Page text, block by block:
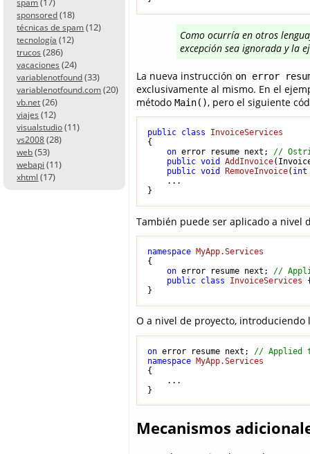
spam
sponsored (18)
técnicas de spam (12)
tecnología (12)
trucos (286)
vacaciones (24)
variablenotfound (33)
variablenotfound.com (20)
vb.net (26)
viajes (12)
visualstudio (11)
vs2008 (28)
web (53)
webapi (11)
xhtml (17)
Como ocurría en otros
excepción sea ignorada y la
La nueva instrucción on error
exclusivamente al mismo. En el
método Main(), pero el siguiente
public class
InvoiceServices
{
on error resume next; //
public void AddInvoice(
public void RemoveInvoice( int
    ...
También puede ser aplicado a nivel
namespace MyApp.Services
{
on error resume next; //
public class InvoiceServices
O a nivel de proyecto,
on error resume next; // Applied
namespace MyApp.Services
{
    ...
Mecanismos